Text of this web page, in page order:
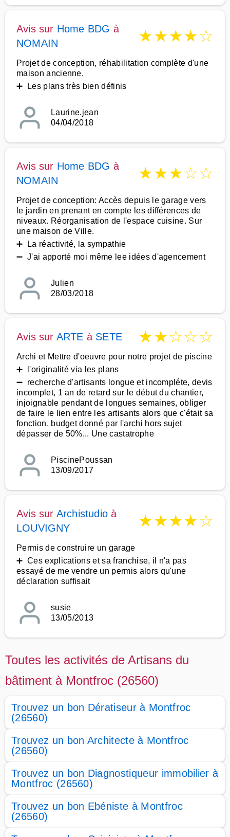
Avis sur Home BDG à
NOMAIN
★★★★☆
Projet de conception, réhabilitation complète d'une
maison ancienne.
➕ Les plans très bien définis
Laurine.jean
04/04/2018
Avis sur Home BDG à
NOMAIN
★★★☆☆
Projet de conception: Accès depuis le garage vers
le jardin en prenant en compte les différences de
niveaux. Réorganisation de l'espace cuisine. Sur
une maison de Ville.
➕ La réactivité, la sympathie
➖ J'ai apporté moi même lee idées d'agencement
Julien
28/03/2018
Avis sur ARTE à SETE ★★☆☆☆
Archi et Mettre d'oeuvre pour notre projet de piscine
➕ l'originalité via les plans
➖ recherche d'artisants longue et incompléte, devis
incomplet, 1 an de retard sur le début du chantier,
injoignable pendant de longues semaines, obliger
de faire le lien entre les artisants alors que c'était sa
fonction, budget donné par l'archi hors sujet
dépasser de 50%... Une castatrophe
PiscinePoussan
13/09/2017
Avis sur Archistudio à
LOUVIGNY
★★★★☆
Permis de construire un garage
➕ Ces explications et sa franchise, il n'a pas
essayé de me vendre un permis alors qu'une
déclaration suffisait
susie
13/05/2013
Toutes les activités de Artisans du
bâtiment à Montfroc (26560)
Trouvez un bon Dératiseur à Montfroc
(26560)
Trouvez un bon Architecte à Montfroc
(26560)
Trouvez un bon Diagnostiqueur immobilier à
Montfroc (26560)
Trouvez un bon Ebéniste à Montfroc
(26560)